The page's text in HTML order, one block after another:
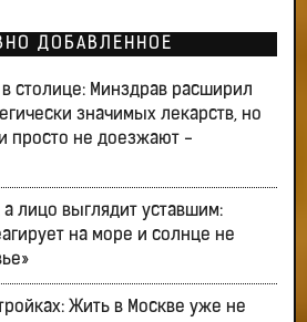
ДОБАВЛЕННОЕ
в столице: Минздрав расширил
значимых лекарств, но
просто не доезжают -
лицо выглядит уставшим:
на море и солнце не
Жить в Москве уже не